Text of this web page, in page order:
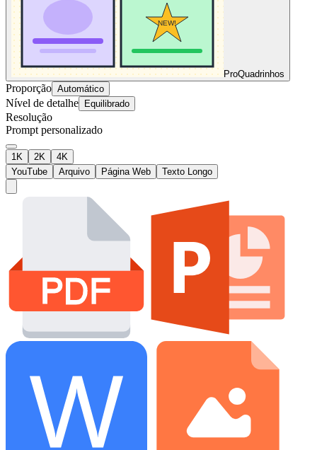
ProQuadrinhos
Proporção Automático
Nível de detalhe Equilibrado
Resolução
Prompt personalizado
1K 2K
4K
YouTube
Arquivo Página Web Texto Longo